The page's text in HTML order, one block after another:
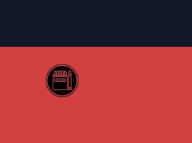
Web coloriage